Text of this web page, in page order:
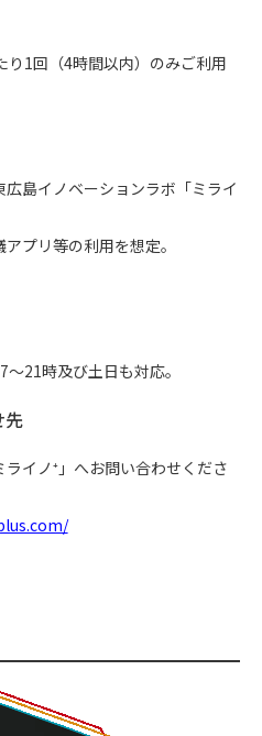
1回（4時間以内）のみご利用
島イノベーションラボ「ミライ
プリ等の利用を想定。
21時及び土日も対応。
先
イノ⁺」へお問い合わせくださ